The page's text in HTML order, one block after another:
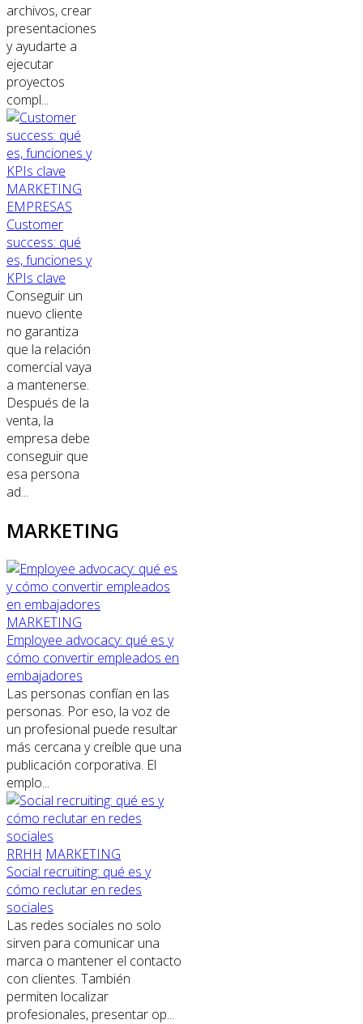
archivos, crear
presentaciones
y ayudarte a
ejecutar
proyectos
compl...
MARKETING
EMPRESAS
Customer
success: qué
es, funciones y
KPIs clave
Conseguir un
nuevo cliente
no garantiza
que la relación
comercial vaya
a mantenerse.
Después de la
venta, la
empresa debe
conseguir que
esa persona
ad...
MARKETING
MARKETING
Employee advocacy: qué es y
cómo convertir empleados en
embajadores
Las personas confían en las
personas. Por eso, la voz de
un profesional puede resultar
más cercana y creíble que una
publicación corporativa. El
emplo...
RRHH MARKETING
Social recruiting: qué es y
cómo reclutar en redes
sociales
Las redes sociales no solo
sirven para comunicar una
marca o mantener el contacto
con clientes. También
permiten localizar
profesionales, presentar op...